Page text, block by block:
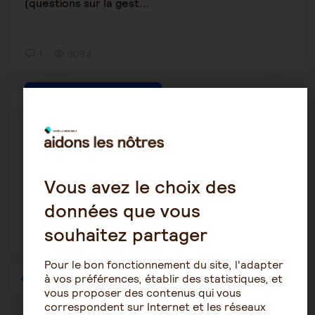
(questions sur la gest...
bissette
18 novembre 2020 12:34
4851
1 … 40 41 42 43 44 45 46 … 57
Vous avez le choix des
données que vous
souhaitez partager
Pour le bon fonctionnement du site, l'adapter
à vos préférences, établir des statistiques, et
vous proposer des contenus qui vous
correspondent sur Internet et les réseaux